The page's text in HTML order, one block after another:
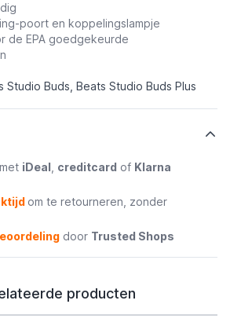
poort en koppelingslampje
de EPA goedgekeurde
Studio Buds, Beats Studio Buds Plus
iDeal creditcard of Klarna
om te retourneren, zonder
door Trusted Shops
producten